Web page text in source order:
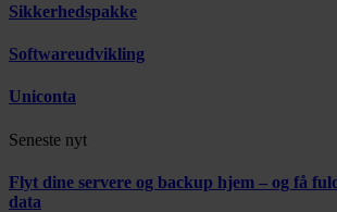
Sikkerhedspakke
Softwareudvikling
Uniconta
Seneste nyt
Flyt dine servere og backup hjem – og få
data